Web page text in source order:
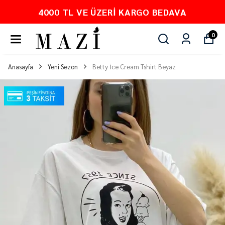
4000 TL VE ÜZERI KARGO BEDAVA
0
Anasayfa Yeni Sezon Betty İce Cream Tshirt Beyaz